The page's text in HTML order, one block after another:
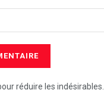
réduire les indésirables.